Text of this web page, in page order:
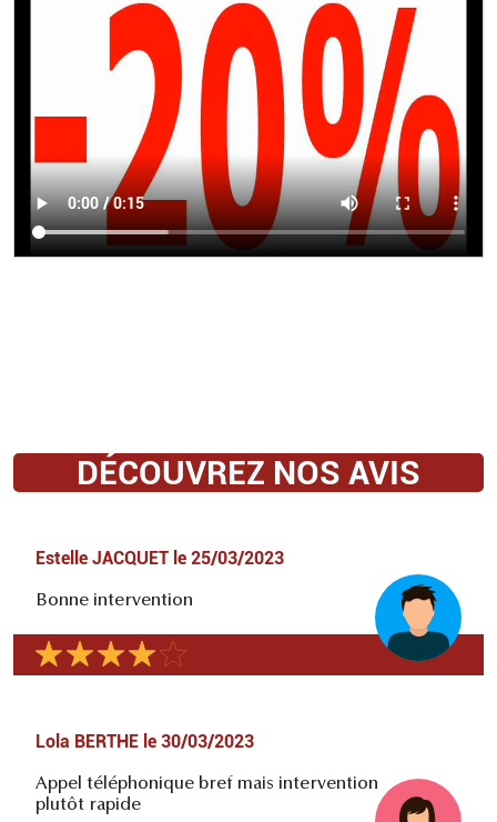
DÉCOUVREZ NOS AVIS
Estelle JACQUET le 25/03/2023
Bonne intervention
Lola BERTHE le 30/03/2023
Appel téléphonique bref mais intervention
plutôt rapide